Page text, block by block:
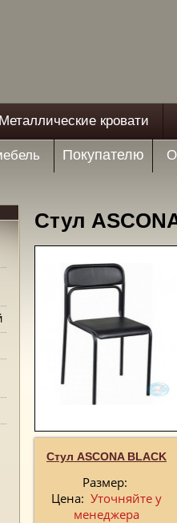
Металлические кровати
Покупателю
Стул
Стул ASCONA BLACK
Размер:
Цена: Уточняйте у
менеджера